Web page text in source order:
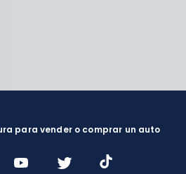
para vender o comprar un auto